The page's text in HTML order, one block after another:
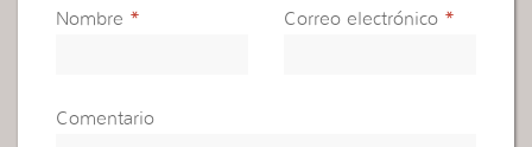
Nombre * Correo electrónico *
Comentario